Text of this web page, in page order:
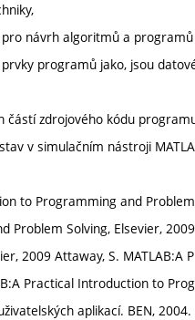
návrh algoritmů a
programů jako, jsou
zdrojového kódu
v simulačním nástroji
to Programming and
Solving, Elsevier,
2009 Attaway, S.
Practical Introduction to
aplikací. BEN, 2004.